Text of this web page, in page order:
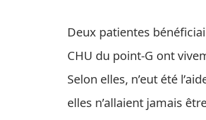
Deux patientes
CHU du point-G ont
Selon elles, n’eut été
elles n’allaient jamais